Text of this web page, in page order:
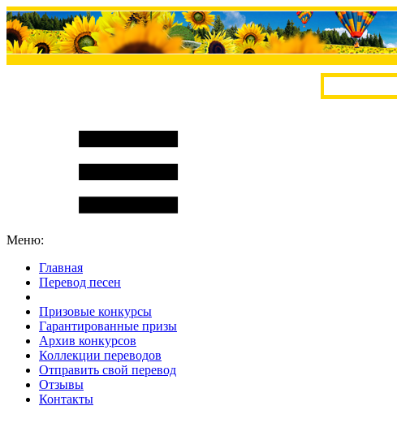
Меню:
Главная
Перевод песен
Призовые конкурсы
Гарантированные призы
Архив конкурсов
Коллекции переводов
Отправить свой перевод
Отзывы
Контакты